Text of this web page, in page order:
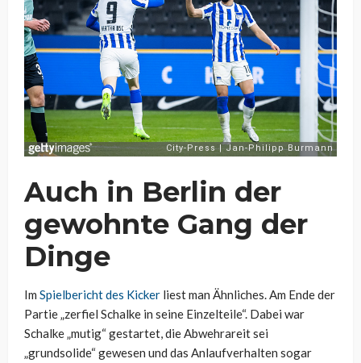
Auch in Berlin der
gewohnte Gang der
Dinge
Im Spielbericht des Kicker liest man Ähnliches. Am Ende der
Partie „zerfiel Schalke in seine Einzelteile“. Dabei war
Schalke „mutig“ gestartet, die Abwehrareit sei
„grundsolide“ gewesen und das Anlaufverhalten sogar